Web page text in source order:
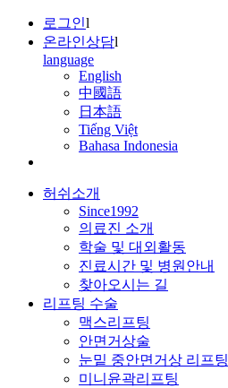
로그인l
온라인상담l
language
English
中國語
日本語
Tiếng Việt
Bahasa Indonesia
허쉬소개
Since1992
의료진 소개
학술 및 대외활동
진료시간 및 병원안내
찾아오시는 길
리프팅 수술
맥스리프팅
안면거상술
눈밑 중안면거상 리프팅
미니윤곽리프팅